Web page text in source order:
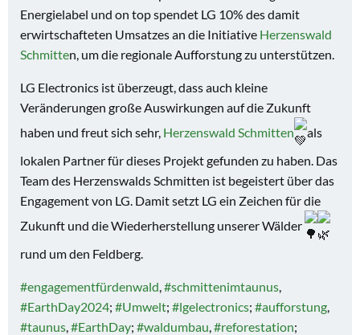
Energielabel und on top spendet LG 10% des damit
erwirtschafteten Umsatzes an die Initiative Herzenswald
Schmitten, um die regionale Aufforstung zu unterstützen.
LG Electronics ist überzeugt, dass auch kleine
Veränderungen große Auswirkungen auf die Zukunft
haben und freut sich sehr, Herzenswald Schmitten
als
lokalen Partner für dieses Projekt gefunden zu haben. Das
Team des Herzenswalds Schmitten ist begeistert über das
Engagement von LG. Damit setzt LG ein Zeichen für die
Zukunft und die Wiederherstellung unserer Wälder
rund um den Feldberg.
#engagementfürdenwald,#schmittenimtaunus,
#EarthDay2024; #Umwelt; #lgelectronics; #aufforstung,
#taunus,#EarthDay; #waldumbau,#reforestation;